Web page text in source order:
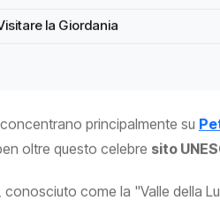
la Giordania
principalmente su
oltre questo celebre sito
conosciuto come la "Valle della